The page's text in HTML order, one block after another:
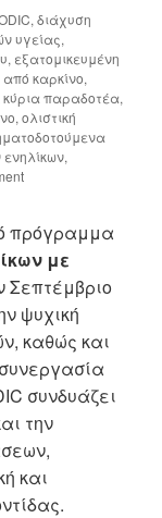
,διάχυση
υγείας,
, εξατομικευμένη
από καρκίνο,
κύρια παραδοτέα,
,ολιστική
,
πρόγραμμα
με
Σεπτέμβριο
ψυχική
καθώς και
συνδυάζει
την
και